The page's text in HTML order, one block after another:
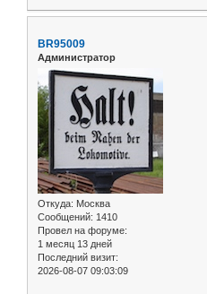
BR95009
Администратор
Откуда: Москва
Сообщений: 1410
Провел на форуме:
1 месяц 13 дней
Последний визит:
2026-08-07 09:03:09